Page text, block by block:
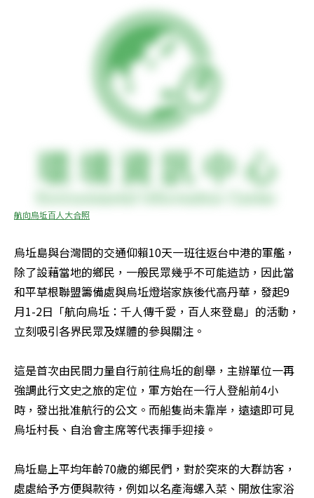
航向烏坵百人大合照
烏坵島與台灣間的交通仰賴10天一班往返台中港的軍艦，
除了設藉當地的鄉民，一般民眾幾乎不可能造訪，因此當
和平草根聯盟籌備處與烏坵燈塔家族後代高丹華，發起9
月1-2日「航向烏坵：千人傳千愛，百人來登島」的活動，
立刻吸引各界民眾及媒體的參與關注。
這是首次由民間力量自行前往烏坵的創舉，主辦單位一再
強調此行文史之旅的定位，軍方始在一行人登船前4小
時，發出批准航行的公文。而船隻尚未靠岸，遠遠即可見
烏坵村長、自治會主席等代表揮手迎接。
烏坵島上平均年齡70歲的鄉民們，對於突來的大群訪客，
處處給予方便與款待，例如以名產海螺入菜、開放住家浴